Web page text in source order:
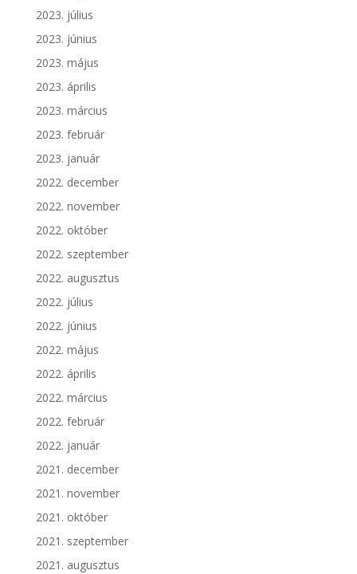
2023. július
2023. június
2023. május
2023. április
2023. március
2023. február
2023. január
2022. december
2022. november
2022. október
2022. szeptember
2022. augusztus
2022. július
2022. június
2022. május
2022. április
2022. március
2022. február
2022. január
2021. december
2021. november
2021. október
2021. szeptember
2021. augusztus